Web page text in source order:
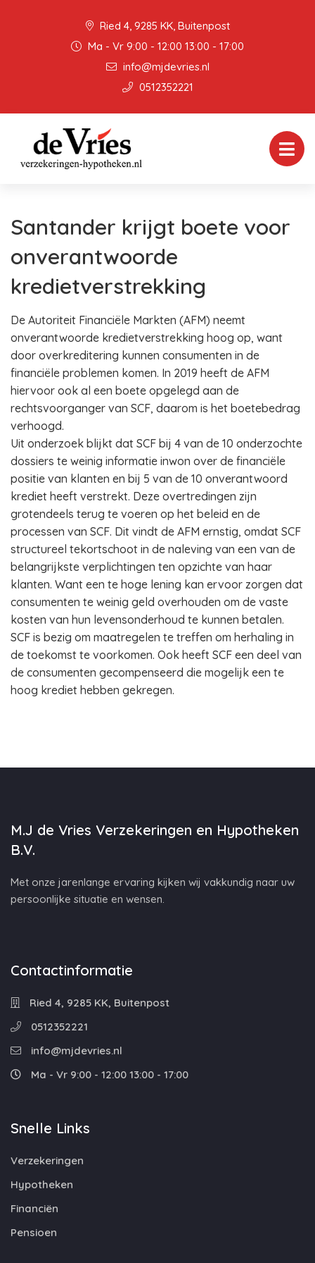
Ried 4, 9285 KK, Buitenpost
Ma - Vr 9:00 - 12:00 13:00 - 17:00
info@mjdevries.nl
0512352221
Santander krijgt boete voor
onverantwoorde
kredietverstrekking
De Autoriteit Financiële Markten (AFM) neemt
onverantwoorde kredietverstrekking hoog op, want
door overkreditering kunnen consumenten in de
financiële problemen komen. In 2019 heeft de AFM
hiervoor ook al een boete opgelegd aan de
rechtsvoorganger van SCF, daarom is het boetebedrag
verhoogd.
Uit onderzoek blijkt dat SCF bij 4 van de 10 onderzochte
dossiers te weinig informatie inwon over de financiële
positie van klanten en bij 5 van de 10 onverantwoord
krediet heeft verstrekt. Deze overtredingen zijn
grotendeels terug te voeren op het beleid en de
processen van SCF. Dit vindt de AFM ernstig, omdat SCF
structureel tekortschoot in de naleving van een van de
belangrijkste verplichtingen ten opzichte van haar
klanten. Want een te hoge lening kan ervoor zorgen dat
consumenten te weinig geld overhouden om de vaste
kosten van hun levensonderhoud te kunnen betalen.
SCF is bezig om maatregelen te treffen om herhaling in
de toekomst te voorkomen. Ook heeft SCF een deel van
de consumenten gecompenseerd die mogelijk een te
hoog krediet hebben gekregen.
M.J de Vries Verzekeringen en Hypotheken
B.V.
Met onze jarenlange ervaring kijken wij vakkundig naar uw
persoonlijke situatie en wensen.
Contactinformatie
Ried 4, 9285 KK, Buitenpost
0512352221
info@mjdevries.nl
Ma - Vr 9:00 - 12:00 13:00 - 17:00
Snelle Links
Verzekeringen
Hypotheken
Financiën
Pensioen